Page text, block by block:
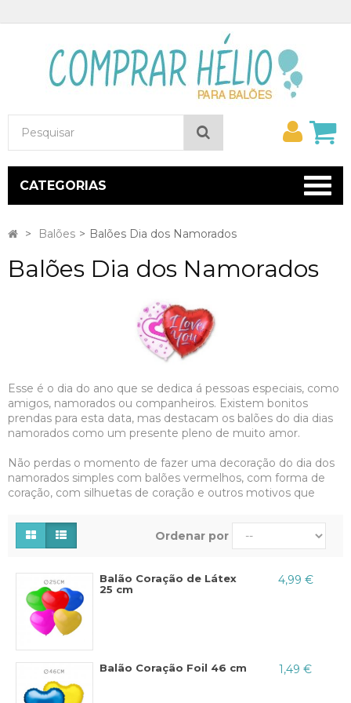
conta
CATEGORIAS
> Balões > Balões Dia dos Namorados
Balões Dia dos Namorados
Esse é o dia do ano que se dedica á pessoas especiais, como
amigos, namorados ou companheiros. Existem bonitos
prendas para esta data, mas destacam os balões do dia dias
namorados como um presente pleno de muito amor.
Não perdas o momento de fazer uma decoração do dia dos
namorados simples com balões vermelhos, com forma de
coração, com silhuetas de coração e outros motivos que
impressione ao somente ver os modelos mais esplendidos e
fantásticos.
Imagina-os nas mãos do vosso amor?
criativas são variadas , recomendamos que embarques em
algum presente ou evento que seu companheiro vai a
gostar, por isso a importância de assegurar os gostos da
pessoa amada. Exitem pessoas que preferem detalhes
Antes de ampliar os detalhes das opções com balões do dia
Ordenar por
Balão Coração de Látex
25 cm
4,99 €
Balão Coração Foil 46 cm 1,49 €